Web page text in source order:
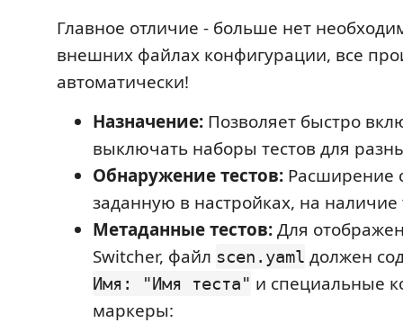
Главное отличие - больше нет
внешних файлах конфигурации, все
автоматически!
Назначение: Позволяет быстро
выключать наборы тестов для
Обнаружение тестов: Расширение
заданную в настройках, на наличие
Метаданные тестов:Для
Switcher, файл scen.yaml должен
Имя: "Имя теста" и специальные
маркеры: